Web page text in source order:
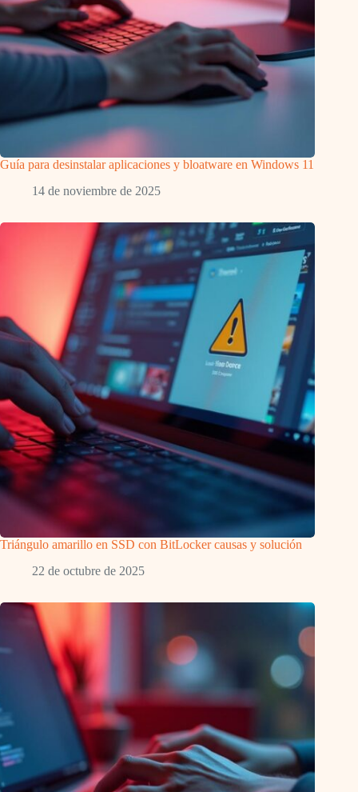
Guía para desinstalar aplicaciones y bloatware en Windows 11
14 de noviembre de 2025
Triángulo amarillo en SSD con BitLocker causas y solución
22 de octubre de 2025